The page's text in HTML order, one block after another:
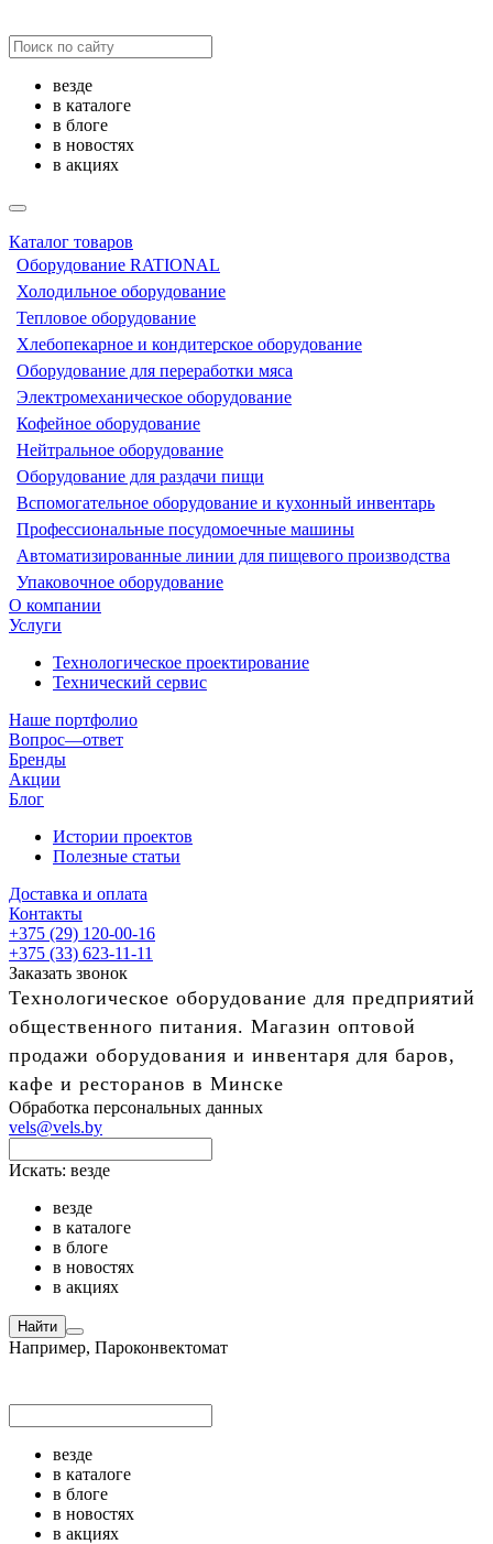
везде
в каталоге
в блоге
в новостях
в акциях
Каталог товаров
Оборудование RATIONAL
Холодильное оборудование
Тепловое оборудование
Хлебопекарное и кондитерское оборудование
Оборудование для переработки мяса
Электромеханическое оборудование
Кофейное оборудование
Нейтральное оборудование
Оборудование для раздачи пищи
Вспомогательное оборудование и кухонный инвентарь
Профессиональные посудомоечные машины
Автоматизированные линии для пищевого производства
Упаковочное оборудование
О компании
Услуги
Технологическое проектирование
Технический сервис
Наше портфолио
Вопрос—ответ
Бренды
Акции
Блог
Истории проектов
Полезные статьи
Доставка и оплата
Контакты
+375 (29) 120-00-16
+375 (33) 623-11-11
Заказать звонок
Технологическое оборудование для предприятий
общественного питания. Магазин оптовой
продажи оборудования и инвентаря для баров,
кафе и ресторанов в Минске
Обработка персональных данных
vels@vels.by
Искать: везде
везде
в каталоге
в блоге
в новостях
в акциях
Найти
Например, Пароконвектомат
везде
в каталоге
в блоге
в новостях
в акциях